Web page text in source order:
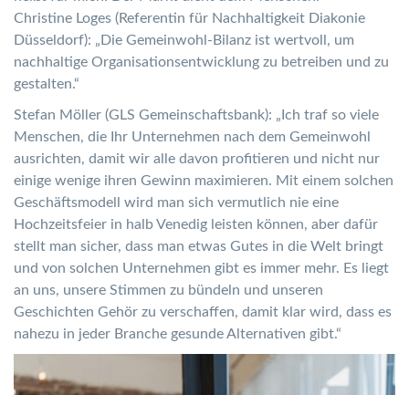
Christine Loges (Referentin für Nachhaltigkeit Diakonie
Düsseldorf): „Die Gemeinwohl-Bilanz ist wertvoll, um
nachhaltige Organisationsentwicklung zu betreiben und zu
gestalten.“
Stefan Möller (GLS Gemeinschaftsbank): „Ich traf so viele
Menschen, die Ihr Unternehmen nach dem Gemeinwohl
ausrichten, damit wir alle davon profitieren und nicht nur
einige wenige ihren Gewinn maximieren. Mit einem solchen
Geschäftsmodell wird man sich vermutlich nie eine
Hochzeitsfeier in halb Venedig leisten können, aber dafür
stellt man sicher, dass man etwas Gutes in die Welt bringt
und von solchen Unternehmen gibt es immer mehr. Es liegt
an uns, unsere Stimmen zu bündeln und unseren
Geschichten Gehör zu verschaffen, damit klar wird, dass es
nahezu in jeder Branche gesunde Alternativen gibt.“